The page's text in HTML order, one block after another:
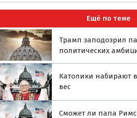
Ещё по теме
Трамп заподозрил
политических
Католики набирают
вес
Сможет ли папа